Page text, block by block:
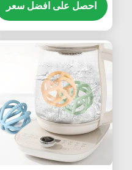
للماء
احصل على افضل سعر